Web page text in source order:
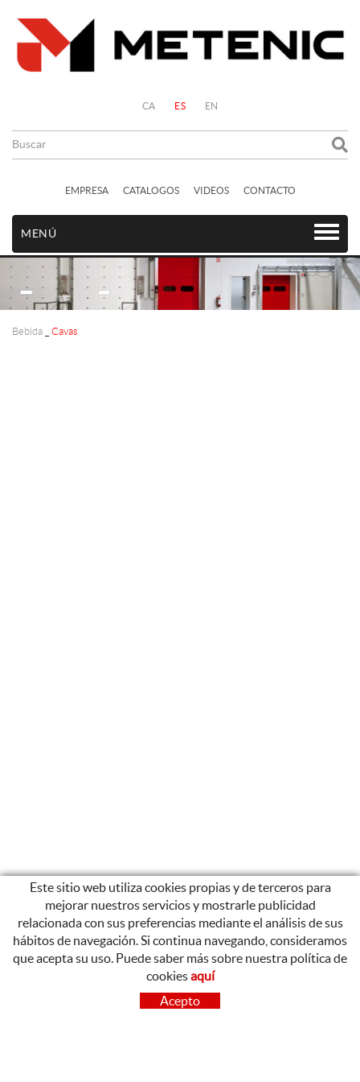
CA ES EN
EMPRESA CATALOGOS VIDEOS CONTACTO
MENÚ
Bebida Cavas
CONTACTO
Este sitio web utiliza cookies propias y de terceros para
mejorar nuestros servicios y mostrarle publicidad
relacionada con sus preferencias mediante el análisis de sus
hábitos de navegación. Si continua navegando, consideramos
que acepta su uso. Puede saber más sobre nuestra política de
cookiesaquí
Acepto